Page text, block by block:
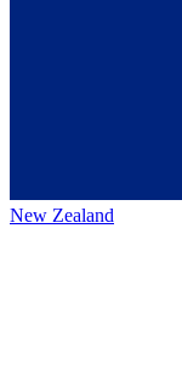
New Zealand